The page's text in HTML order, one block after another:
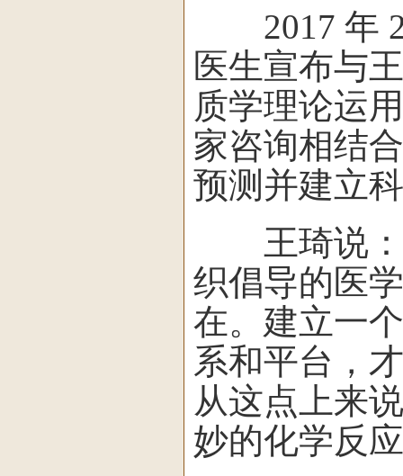
2017 年 2
医生宣布与
质学理论运
家咨询相结
预测并建立
王琦说：“
织倡导的医
在。建立一
系和平台，
从这点上来
妙的化学反